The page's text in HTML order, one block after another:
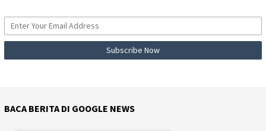
BACA BERITA DI GOOGLE NEWS